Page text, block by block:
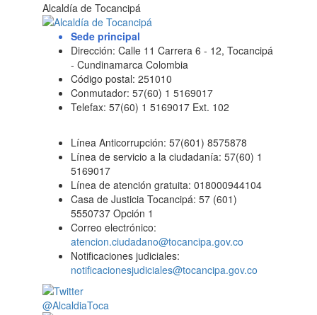
Alcaldía de Tocancipá
Sede principal
Dirección: Calle 11 Carrera 6 - 12, Tocancipá
- Cundinamarca Colombia
Código postal: 251010
Conmutador: 57(60) 1 5169017
Telefax: 57(60) 1 5169017 Ext. 102
Línea Anticorrupción: 57(601) 8575878
Línea de servicio a la ciudadanía: 57(60) 1
5169017
Línea de atención gratuita: 018000944104
Casa de Justicia Tocancipá: 57 (601)
5550737 Opción 1
Correo electrónico:
atencion.ciudadano@tocancipa.gov.co
Notificaciones judiciales:
notificacionesjudiciales@tocancipa.gov.co
@AlcaldiaToca